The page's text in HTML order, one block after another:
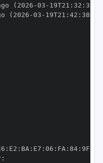
(2026 -03 - 19T21 : 32 :
(2026 -03 - 19T21 : 42 : 38+00
: E2 : BA : E7 : 06 : FA : 84: 9F
: